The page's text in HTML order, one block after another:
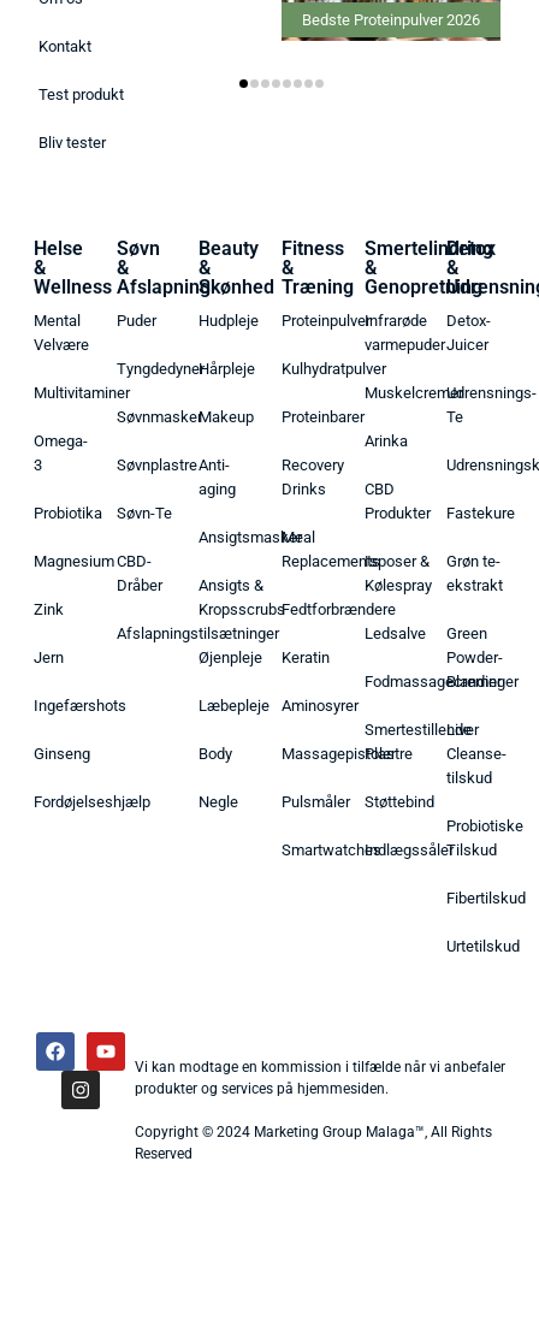
Kontakt
Test produkt
Bliv tester
Bedste Proteinpulver 2026
Helse
&
Wellness
Mental
Velvære
Multivitaminer
Omega-
3
Probiotika
Magnesium
Zink
Jern
Ingefærshots
Ginseng
Fordøjelseshjælp
Søvn
&
Afslapning
Puder
Tyngdedyner
Søvnmasker
Søvnplastre
Søvn-Te
CBD-
Dråber
Afslapningstilsætninger
Beauty
&
Skønhed
Hudpleje
Hårpleje
Makeup
Anti-
aging
Ansigtsmasker
Ansigts &
Kropsscrubs
Øjenpleje
Læbepleje
Body
Negle
Fitness
&
Træning
Proteinpulver
Kulhydratpulver
Proteinbarer
Recovery
Drinks
Meal
Replacements
Fedtforbrændere
Keratin
Aminosyrer
Massagepistoler
Pulsmåler
Smartwatches
Smertelindring
&
Genopretning
Infrarøde
varmepuder
Muskelcremer
Arinka
CBD
Produkter
Isposer &
Kølespray
Ledsalve
Fodmassagecremer
Smertestillende
Plastre
Støttebind
Indlægssåler
Detox
&
Detox-
Juicer
Udrensnings-
Te
Fastekure
Grøn te-
ekstrakt
Green
Powder-
Blandinger
Liver
Cleanse-
tilskud
Probiotiske
Tilskud
Fibertilskud
Urtetilskud
Vi kan modtage en kommission i tilfælde når vi anbefaler
produkter og services på hjemmesiden.
Copyright © 2024 Marketing Group Malaga™, All Rights
Reserved